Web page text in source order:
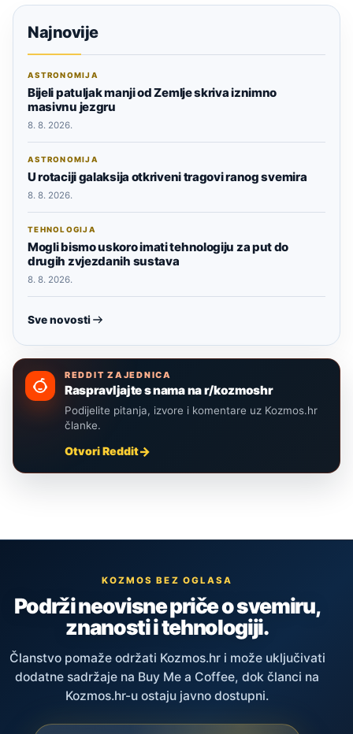
Najnovije
ASTRONOMIJA
Bijeli patuljak manji od Zemlje skriva iznimno
masivnu jezgru
8. 8. 2026.
ASTRONOMIJA
U rotaciji galaksija otkriveni tragovi ranog svemira
8. 8. 2026.
TEHNOLOGIJA
Mogli bismo uskoro imati tehnologiju za put do
drugih zvjezdanih sustava
8. 8. 2026.
Sve novosti
REDDIT ZAJEDNICA
Raspravljajte s nama na r/kozmoshr
Podijelite pitanja, izvore i komentare uz Kozmos.hr
članke.
Otvori Reddit
KOZMOS BEZ OGLASA
Podrži neovisne priče o svemiru,
znanosti i tehnologiji.
Članstvo pomaže održati Kozmos.hr i može uključivati
dodatne sadržaje na Buy Me a Coffee, dok članci na
Kozmos.hr-u ostaju javno dostupni.